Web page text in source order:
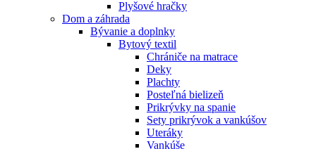
Plyšové hračky
Dom a záhrada
Bývanie a doplnky
Bytový textil
Chrániče na matrace
Deky
Plachty
Posteľná bielizeň
Prikrývky na spanie
Sety prikrývok a vankúšov
Uteráky
Vankúše